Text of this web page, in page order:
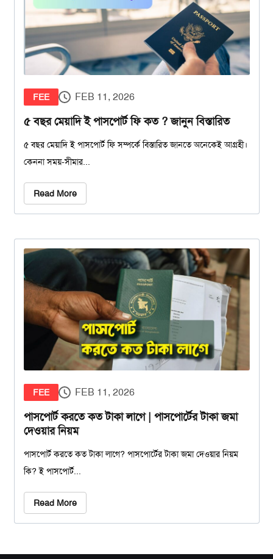
FEE FEB 11, 2026
৫ বছর মেয়াদি ই পাসপোর্ট ফি কত ? জানুন বিস্তারিত
৫ বছর মেয়াদি ই পাসপোর্ট ফি সম্পর্কে বিস্তারিত জানতে অনেকেই আগ্রহী।
কেননা সময়-সীমার...
Read More
FEE FEB 11, 2026
পাসপোর্ট করতে কত টাকা লাগে | পাসপোর্টের টাকা জমা
দেওয়ার নিয়ম
পাসপোর্ট করতে কত টাকা লাগে? পাসপোর্টের টাকা জমা দেওয়ার নিয়ম
কি? ই পাসপোর্ট...
Read More